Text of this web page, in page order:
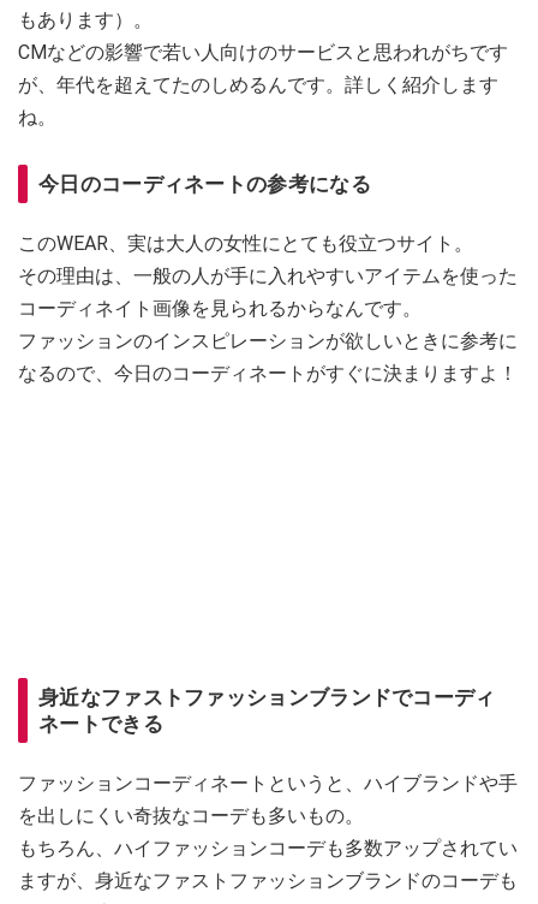
もあります）。
CMなどの影響で若い人向けのサービスと思われがちです
が、年代を超えてたのしめるんです。詳しく紹介します
ね。
今日のコーディネートの参考になる
このWEAR、実は大人の女性にとても役立つサイト。
その理由は、一般の人が手に入れやすいアイテムを使った
コーディネイト画像を見られるからなんです。
ファッションのインスピレーションが欲しいときに参考に
なるので、今日のコーディネートがすぐに決まりますよ！
身近なファストファッションブランドでコーディ
ネートできる
ファッションコーディネートというと、ハイブランドや手
を出しにくい奇抜なコーデも多いもの。
もちろん、ハイファッションコーデも多数アップされてい
ますが、身近なファストファッションブランドのコーデも